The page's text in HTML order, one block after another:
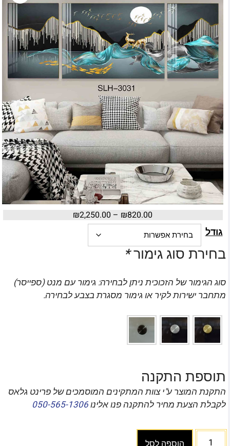
₪820.00
–
₪2,250.00
גודל
בחירת סוג גימור*
סוג הגימור של הזכוכית ניתן לבחירה: גימור עם מנט (ספייסר)
מתחבר ישירות לקיר או גימור מסגרת בצבע לבחירה.
תוספת התקנה
התקנת המוצר ע"י צוות המתקינים המוסמכים של פרינט גלאס
לקבלת הצעת מחיר להתקנה פנו אלינו050-565-1306